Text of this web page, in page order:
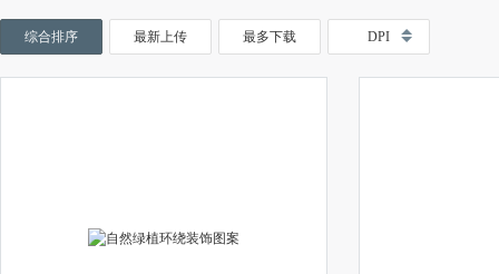
综合排序 最新上传 最多下载 DPI